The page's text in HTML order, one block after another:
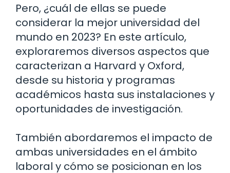
Pero, ¿cuál de ellas se puede
considerar la mejor universidad del
mundo en 2023? En este artículo,
exploraremos diversos aspectos que
caracterizan a Harvard y Oxford,
desde su historia y programas
académicos hasta sus instalaciones y
oportunidades de investigación.
También abordaremos el impacto de
ambas universidades en el ámbito
laboral y cómo se posicionan en los